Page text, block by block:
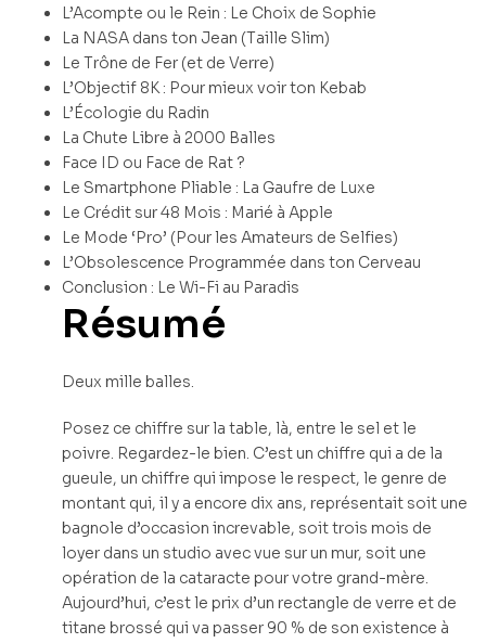
L’Acompte ou le Rein : Le Choix de Sophie
La NASA dans ton Jean (Taille Slim)
Le Trône de Fer (et de Verre)
L’Objectif 8K : Pour mieux voir ton Kebab
L’Écologie du Radin
La Chute Libre à 2000 Balles
Face ID ou Face de Rat ?
Le Smartphone Pliable : La Gaufre de Luxe
Le Crédit sur 48 Mois : Marié à Apple
Le Mode ‘Pro’ (Pour les Amateurs de Selfies)
L’Obsolescence Programmée dans ton Cerveau
Conclusion : Le Wi-Fi au Paradis
Résumé
Deux mille balles.
Posez ce chiffre sur la table, là, entre le sel et le
poivre. Regardez-le bien. C’est un chiffre qui a de la
gueule, un chiffre qui impose le respect, le genre de
montant qui, il y a encore dix ans, représentait soit une
bagnole d’occasion increvable, soit trois mois de
loyer dans un studio avec vue sur un mur, soit une
opération de la cataracte pour votre grand-mère.
Aujourd’hui, c’est le prix d’un rectangle de verre et de
titane brossé qui va passer 90 % de son existence à